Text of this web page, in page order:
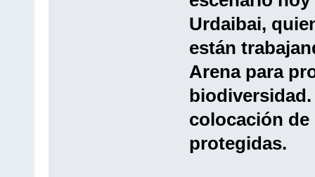
Urdaibai,
están
Arena para
biodiversidad.
colocación de
protegidas.